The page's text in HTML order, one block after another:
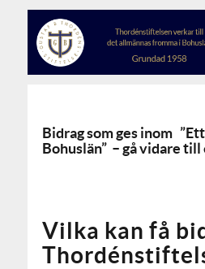
Bidrag som ges inom ”
Bohuslän”– gå vidare till
Vilka kan få
Tho